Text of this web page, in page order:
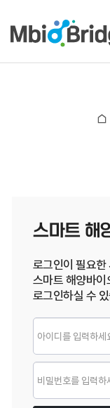
스마트 해
로그인이 필요한
스마트 해양바이
로그인하실 수
로그인